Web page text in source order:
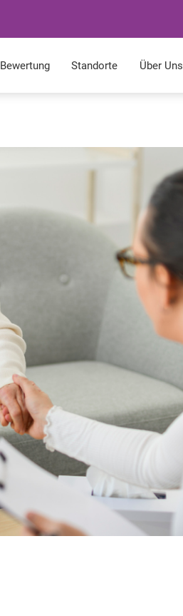
Bewertung Standorte Über Uns